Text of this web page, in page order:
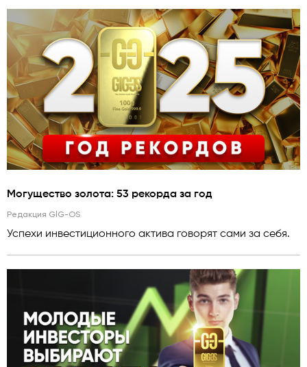
Могущество золота: 53 рекорда за год
Редакция GlG-OS
Успехи инвестиционного актива говорят сами за себя.